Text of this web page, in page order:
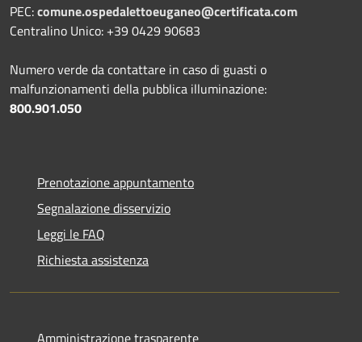
PEC:comune.ospedalettoeuganeo@certificata.com
Centralino Unico: +39 0429 90683
Numero verde da contattare in caso di guasti o
malfunzionamenti della pubblica illuminazione:
800.901.050
Prenotazione appuntamento
Segnalazione disservizio
Leggi le FAQ
Richiesta assistenza
Amministrazione trasparente